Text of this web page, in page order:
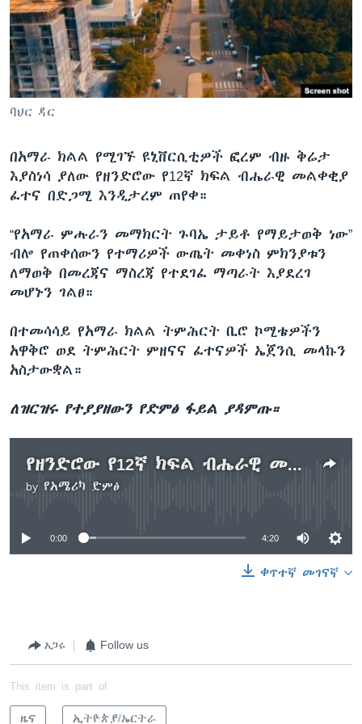
ቋንቋዎች
ባህር ዳር
በአማራ ክልል የሚገኙ ዩኒቨርሲቲዎች ፎረም ብዙ ቅሬታ
እያስነሳ ያለው የዘንድሮው የ12ኛ ክፍል ብሔራዊ መልቀቂያ
ፈተና በድጋሚ እንዲታረም ጠየቀ።
“የአማራ ምሑራን መማክርት ጉባኤ ታይቶ የማይታወቅ ነው”
ብሎ የጠቀሰውን የተማሪዎች ውጤት መቀነስ ምክንያቱን
ለማወቅ በመረጃና ማስረጃ የተደገፈ ማጣራት እያደረገ
መሆኑን ገልፀ።
በተመሳሳይ የአማራ ክልል ትምሕርት ቢሮ ኮሚቴዎችን
አዋቅሮ ወደ ትምሕርት ምዘናና ፈተናዎች ኤጀንሲ መላኩን
አስታውቋል።
ለዝርዝሩ የተያያዘውን የድምፅ ፋይል ያዳምጡ።
የዘንድሮው የ12ኛ ክፍል ብሔራዊ መልቀቂያ ፈተና በድጋሚ እንዲታረም ተጠየቀ
by የአሜሪካ ድምፅ
No media source currently available
0:00 4:20
ቀጥተኛ መገናኛ
አጋሩ Follow us
This item is part of
ዜና ኢትዮጵያ/ኤርትራ